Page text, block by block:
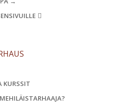
KURSSIT